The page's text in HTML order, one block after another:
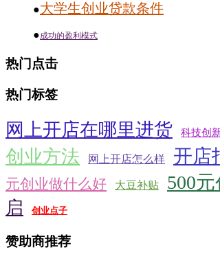
●大学生创业贷款条件
●成功的盈利模式
热门点击
热门标签
网上开店在哪里进货 科技创
创业方法 网上开店怎么样 开店
元创业做什么好
大豆补贴 500
启
创业点子
赞助商推荐